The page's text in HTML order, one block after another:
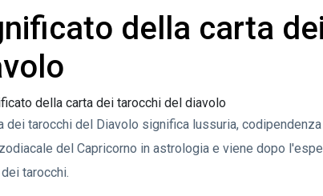
della carta
dei tarocchi del Diavolo significa lussuria,
del Capricorno in astrologia e viene dopo
tarocchi.